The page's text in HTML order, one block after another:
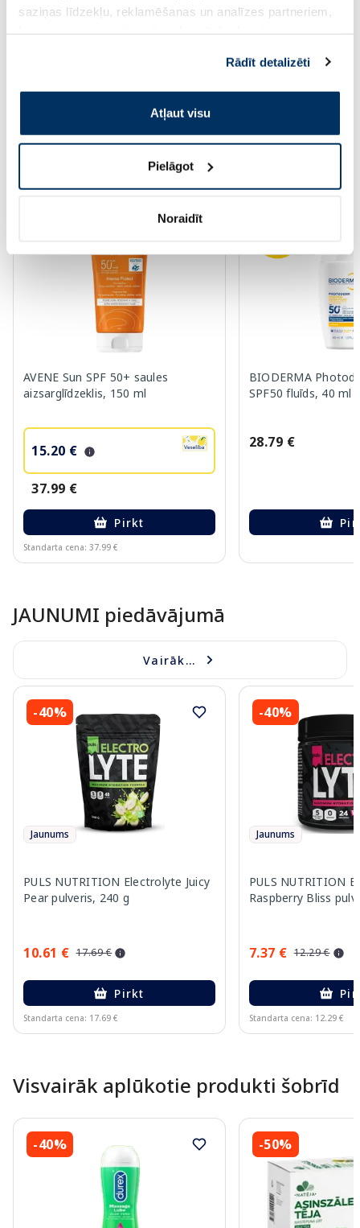
saziņas līdzekļu, reklamēšanas un analīzes partneriem,
pakalpojumus. Ja piekrītat šo papildu sīkdatņu
izmantošanai, lūdzu, atzīmējiet savu izvēli:
Rādīt detalizēti
Atļaut visu
Pielāgot
Noraidīt
Pirkt
Page 1 of 10
Saules aizsardzībai vasarā ☀️
AVENE Sun SPF 50+ saules
aizsarglīdzeklis, 150 ml
15.20 €
37.99 €
Pirkt
Standarta cena: 37.99 €
BIODERMA
SPF50 fluīds, 40 ml
28.79 €
JAUNUMI piedāvājumā
Vairāk...
-40%
Jaunums
PULS NUTRITION Electrolyte Juicy
Pear pulveris, 240 g
10.61 € 17.69 €
Pirkt
Standarta cena: 17.69 €
-40%
Jaunums
PULS NUTRITION
Raspberry Bliss
7.37 € 12.29 €
Standarta cena: 12.29 €
Visvairāk aplūkotie produkti šobrīd
-40% -50%